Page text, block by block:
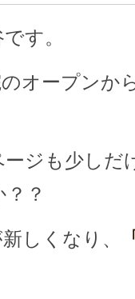
す。
オープンか
ジも少しだ
？
しくなり、